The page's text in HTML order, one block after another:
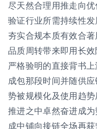
尽天然合理用推走向
验证行业所需持续性
夯实合规本质有效合
品质周转带来即用长
严格验明的直接背书
成包那段时间并随供
势被规模化及使用趋
推进之中卓然奋进成
成中铺向接链全场再